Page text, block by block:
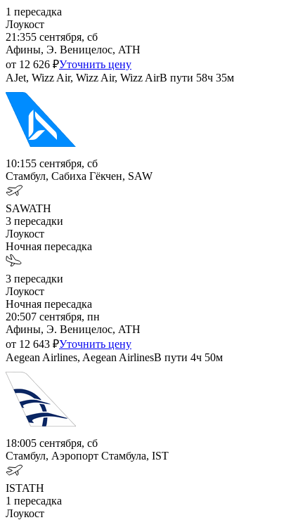
1 пересадка
Лоукост
21:355 сентября, сб
Афины, Э. Веницелос, ATH
от 12 626 ₽Уточнить цену
AJet, Wizz Air, Wizz Air, Wizz AirВ пути 58ч 35м
10:155 сентября, сб
Стамбул, Сабиха Гёкчен, SAW
SAWATH
3 пересадки
Лоукост
Ночная пересадка
3 пересадки
Лоукост
Ночная пересадка
20:507 сентября, пн
Афины, Э. Веницелос, ATH
от 12 643 ₽Уточнить цену
Aegean Airlines, Aegean AirlinesВ пути 4ч 50м
18:005 сентября, сб
Стамбул, Аэропорт Стамбула, IST
ISTATH
1 пересадка
Лоукост